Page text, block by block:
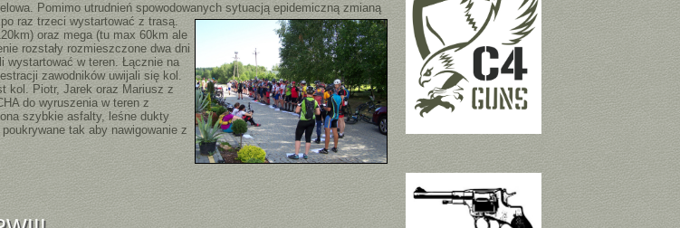
Pomimo utrudnień spowodowanych sytuacją epidemiczną zmianą
raz trzeci wystartować z trasą.
oraz mega (tu max 60km ale
rozstały rozmieszczone dwa dni
wystartować w teren. Łącznie na
zawodników uwijali się kol.
kol. Piotr, Jarek oraz Mariusz z
do wyruszenia w teren z
szybkie asfalty, leśne dukty
tak aby nawigowanie z